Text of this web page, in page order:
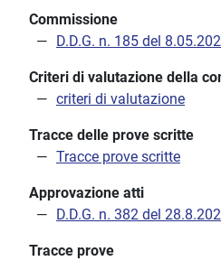
Commissione
D.D.G. n. 185 del
Criteri di valutazione della
criteri di valutazione
Tracce delle prove scritte
Tracce prove scritte
Approvazione atti
D.D.G. n. 382 del
Tracce prove